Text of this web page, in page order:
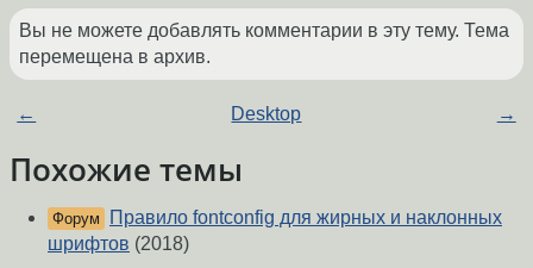
Вы не можете добавлять комментарии в эту тему. Тема
перемещена в архив.
← Desktop →
Похожие темы
Форум
Правило fontconfig для жирных и наклонных
шрифтов (2018)